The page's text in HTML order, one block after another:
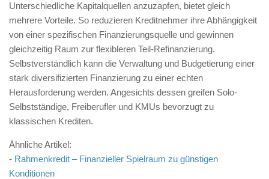
Unterschiedliche Kapitalquellen anzuzapfen, bietet gleich
mehrere Vorteile. So reduzieren Kreditnehmer ihre Abhängigkeit
von einer spezifischen Finanzierungsquelle und gewinnen
gleichzeitig Raum zur flexibleren Teil-Refinanzierung.
Selbstverständlich kann die Verwaltung und Budgetierung einer
stark diversifizierten Finanzierung zu einer echten
Herausforderung werden. Angesichts dessen greifen Solo-
Selbstständige, Freiberufler und KMUs bevorzugt zu
klassischen Krediten.
Ähnliche Artikel:
- Rahmenkredit – Finanzieller Spielraum zu günstigen
Konditionen